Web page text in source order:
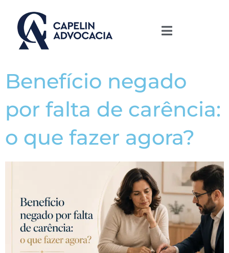
Benefício negado
por falta de carência:
o que fazer agora?